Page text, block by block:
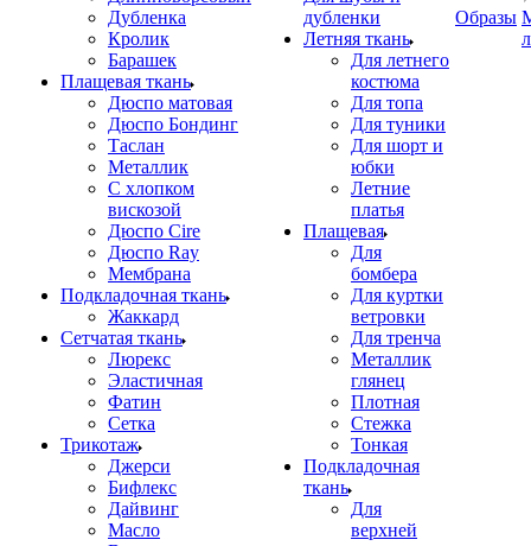
Дубленка
Кролик
Барашек
Плащевая ткань
Дюспо матовая
Дюспо Бондинг
Таслан
Металлик
С хлопком
вискозой
Дюспо Cire
Дюспо Ray
Мембрана
Подкладочная ткань
Жаккард
Сетчатая ткань
Люрекс
Эластичная
Фатин
Сетка
Трикотаж
Джерси
Бифлекс
Дайвинг
Масло
дубленки
Летняя ткань
Для летнего
костюма
Для топа
Для туники
Для шорт и
юбки
Летние
платья
Плащевая
Для
бомбера
Для куртки
ветровки
Для тренча
Металлик
глянец
Плотная
Стежка
Тонкая
Подкладочная
ткань
Для
верхней
Образы